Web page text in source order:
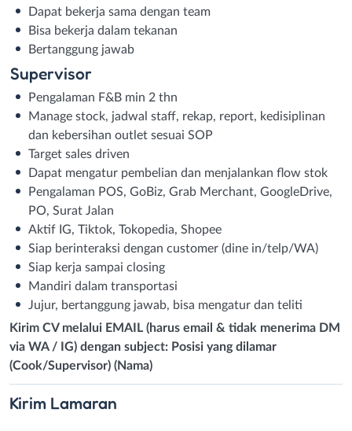
Dapat bekerja sama dengan team
Bisa bekerja dalam tekanan
Bertanggung jawab
Supervisor
Pengalaman F&B min 2 thn
Manage stock, jadwal staff, rekap, report, kedisiplinan
dan kebersihan outlet sesuai SOP
Target sales driven
Dapat mengatur pembelian dan menjalankan flow stok
Pengalaman POS, GoBiz, Grab Merchant, GoogleDrive,
PO, Surat Jalan
Aktif IG, Tiktok, Tokopedia, Shopee
Siap berinteraksi dengan customer (dine in/telp/WA)
Siap kerja sampai closing
Mandiri dalam transportasi
Jujur, bertanggung jawab, bisa mengatur dan teliti
Kirim CV melalui EMAIL (harus email & tidak menerima DM
via WA / IG) dengan subject: Posisi yang dilamar
(Cook/Supervisor) (Nama)
Kirim Lamaran